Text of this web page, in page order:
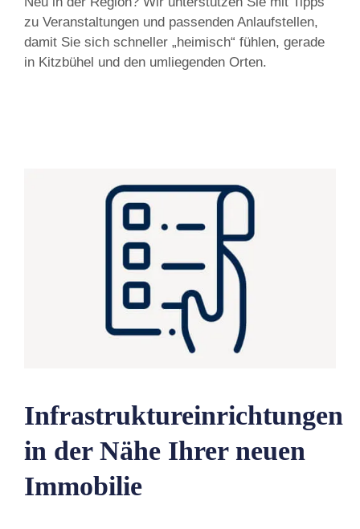
zu Veranstaltungen und passenden Anlaufstellen,
damit Sie sich schneller „heimisch“ fühlen, gerade
in Kitzbühel und den umliegenden Orten.
Infrastruktureinrichtungen
in der Nähe Ihrer neuen
Immobilie